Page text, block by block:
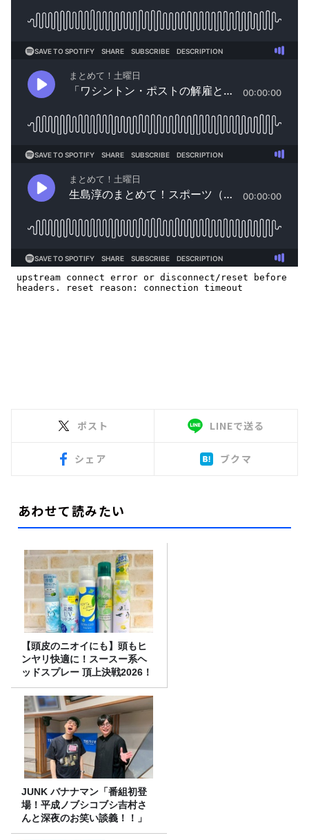
ポスト LINEで送る
シェア ブクマ
あわせて読みたい
【頭皮のニオイにも】頭もヒ
ンヤリ快適に！スースー系ヘ
ッドスプレー 頂上決戦2026！
JUNK バナナマン「番組初登
場！平成ノブシコブシ吉村さ
んと深夜のお笑い談義！！」